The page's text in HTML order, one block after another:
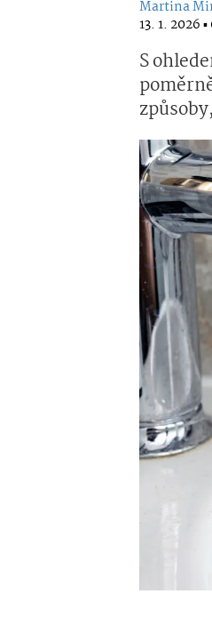
Martina
13. 1. 2026
S